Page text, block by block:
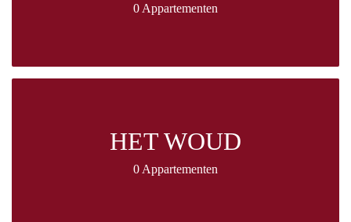
0 Appartementen
HET WOUD
0 Appartementen